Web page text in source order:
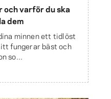
varför du ska
dem
minnen ett tidlöst
fungerar bäst och
so...